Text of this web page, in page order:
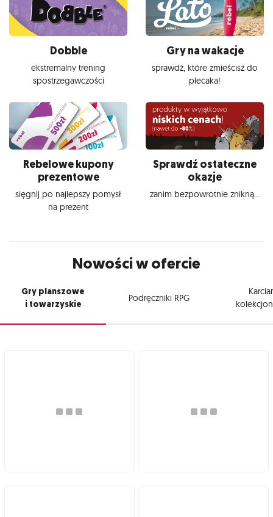
Dobble
ekstremalny trening
spostrzegawczości
Gry na wakacje
sprawdź, które zmieścisz do
plecaka!
Rebelowe kupony
prezentowe
sięgnij po najlepszy pomysł
na prezent
Sprawdź ostateczne
okazje
zanim bezpowrotnie znikną...
Nowości w ofercie
Gry planszowe
i towarzyskie
Podręczniki RPG